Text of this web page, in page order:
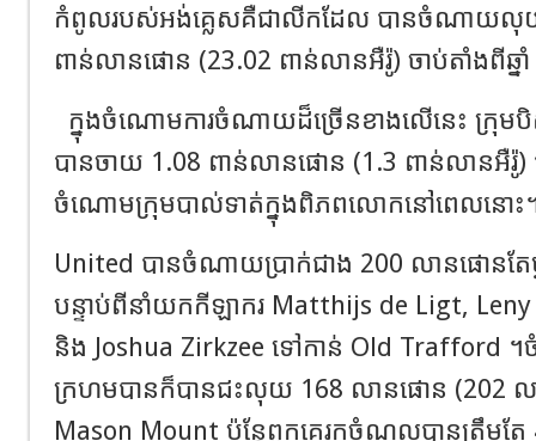
កំពូលរបស់អង់គ្លេសគឺជាលីកដែល បានចំណាយលុ
ពាន់លានផោន (23.02 ពាន់លានអឺរ៉ូ) ចាប់តាំងពីឆ្ន
ក្នុងចំណោមការចំណាយដ៏ច្រើនខាងលើនេះ ក្រុ
បានចាយ 1.08 ពាន់លានផោន (1.3 ពាន់លានអឺរ៉ូ)
ចំណោមក្រុមបាល់ទាត់ក្នុងពិភពលោកនៅពេលនោះ
United បានចំណាយប្រាក់ជាង 200 លានផោនតែម្ន
បន្ទាប់ពីនាំយកកីឡាករ Matthijs de Ligt,
និង Joshua Zirkzee ទៅកាន់ Old Trafford
ក្រហមបានក៏បានជះលុយ 168 លានផោន (202
Mason Mount ប៉ុន្តែពួកគេរកចំណូលបានត្រឹមត